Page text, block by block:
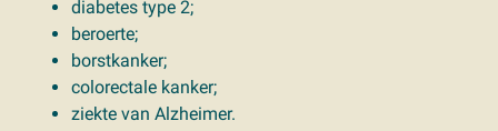
diabetes type 2;
beroerte;
borstkanker;
colorectale kanker;
ziekte van Alzheimer.